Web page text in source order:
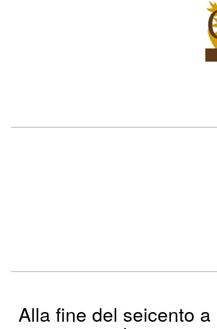
Alla fine del seicento